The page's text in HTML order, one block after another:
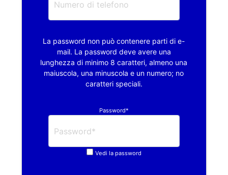
La password non può contenere parti di e-
mail. La password deve avere una
lunghezza di minimo 8 caratteri, almeno una
maiuscola, una minuscola e un numero; no
caratteri speciali.
Password*
Vedi la password